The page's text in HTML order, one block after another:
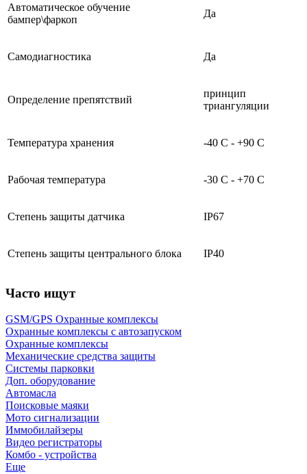
Автоматическое обучение
бампер\фаркоп
Да
Самодиагностика Да
Определение препятствий
принцип
триангуляции
Температура хранения -40 С - +90 С
Рабочая температура -30 С - +70 С
Степень защиты датчика IP67
Степень защиты центрального блока IP40
Часто ищут
GSM/GPS Охранные комплексы
Охранные комплексы с автозапуском
Охранные комплексы
Механические средства защиты
Системы парковки
Доп. оборудование
Автомасла
Поисковые маяки
Мото сигнализации
Иммобилайзеры
Видео регистраторы
Комбо - устройства
Еще